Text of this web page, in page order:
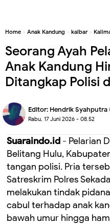
Home » Anak Kandung » kalbar»
Seorang Ayah
Anak Kandung
Ditangkap Polisi
Editor: Hendrik Syahputra
Rabu, 17 Juni 2026 - 08.52
Suaraindo.id - Pelarian
Belitang Hulu,
tangan polisi. Pria
Satreskrim Polres
melakukan tindak
cabul terhadap anak
bawah umur hingga